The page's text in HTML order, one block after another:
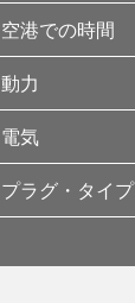
空港での時間
動力
電気
プラグ・タイプ